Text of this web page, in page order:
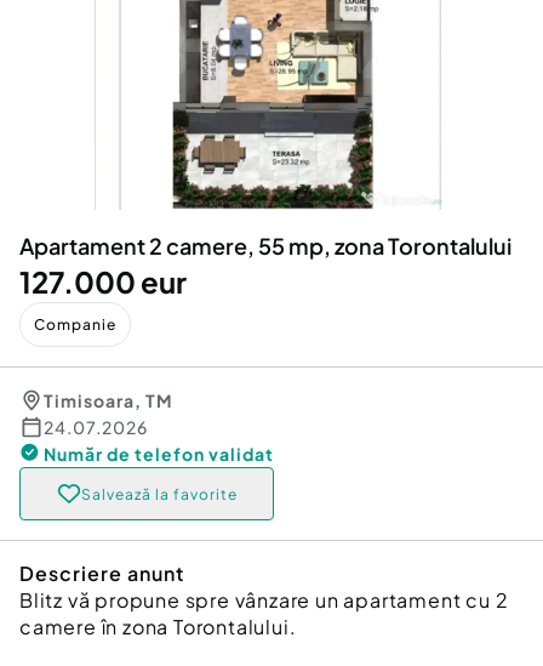
Animale de companie
Afaceri și echipamente profesionale
Inchiriere Bunuri si Vehicule
Utilaje agricole si industriale
Piese auto si accesorii
Apartament 2 camere, 55 mp, zona Torontalului
127.000 eur
Companie
Timisoara, TM
24.07.2026
Număr de telefon validat
Salvează la favorite
Descriere anunt
Blitz vă propune spre vânzare un apartament cu 2
camere în zona Torontalului.